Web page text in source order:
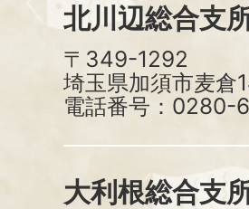
北川辺総合支
〒349-1292
埼玉県加須市麦倉
電話番号：0280-
大利根総合支